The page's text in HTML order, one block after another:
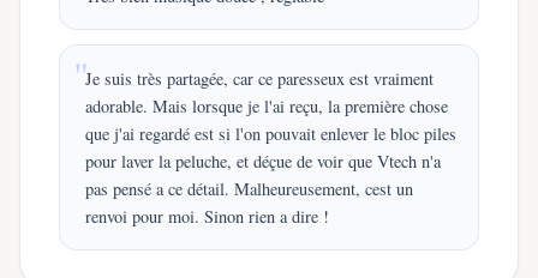
Je suis très partagée, car ce paresseux est vraiment
adorable. Mais lorsque je l'ai reçu, la première chose
que j'ai regardé est si l'on pouvait enlever le bloc piles
pour laver la peluche, et déçue de voir que Vtech n'a
pas pensé a ce détail. Malheureusement, cest un
renvoi pour moi. Sinon rien a dire !